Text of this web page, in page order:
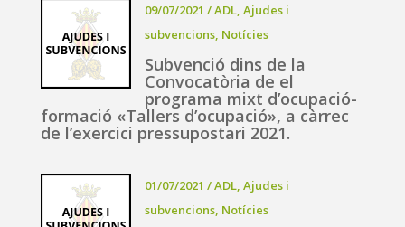
09/07/2021 /ADL, Ajudes i
subvencions, Notícies
Subvenció dins de la
Convocatòria de el
programa mixt d’ocupació-
formació «Tallers d’ocupació», a càrrec
de l’exercici pressupostari 2021.
01/07/2021 /ADL, Ajudes i
subvencions, Notícies